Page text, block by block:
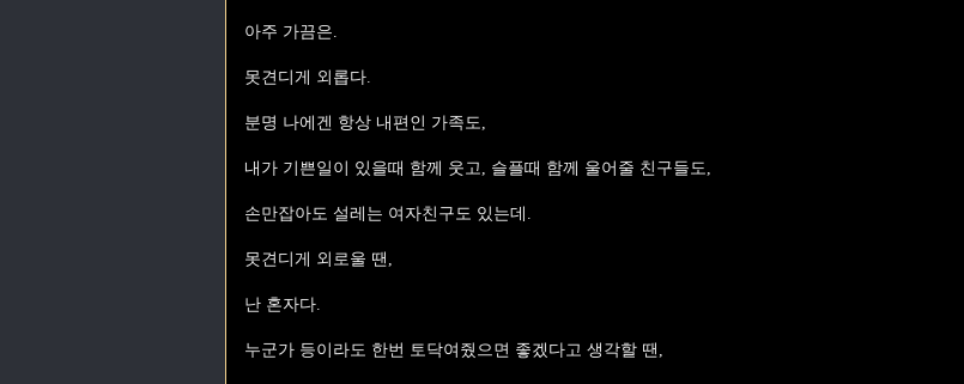
아주 가끔은.
못견디게 외롭다.
분명 나에겐 항상 내편인 가족도,
내가 기쁜일이 있을때 함께 웃고, 슬플때 함께 울어줄 친구들도,
손만잡아도 설레는 여자친구도 있는데.
못견디게 외로울 땐,
난 혼자다.
누군가 등이라도 한번 토닥여줬으면 좋겠다고 생각할 땐,